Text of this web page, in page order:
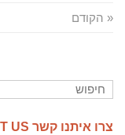
« הקודם
צרו איתנו קשר CONTACT US